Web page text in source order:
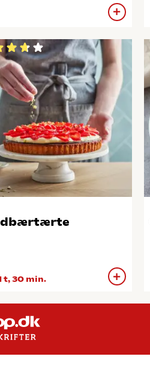
t, 30 min.